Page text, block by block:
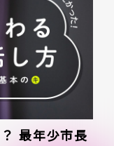
最年少市長